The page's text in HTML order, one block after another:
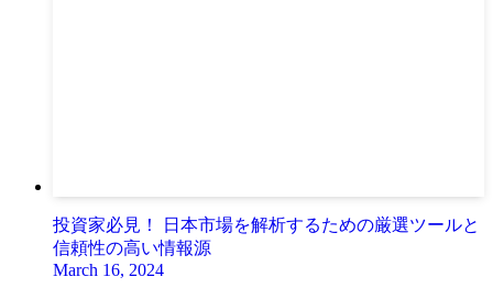
投資家必見！ 日本市場を解析するための厳選ツールと
信頼性の高い情報源
March 16, 2024